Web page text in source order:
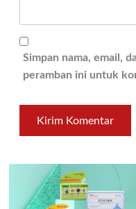
Simpan nama, email,
peramban ini untuk